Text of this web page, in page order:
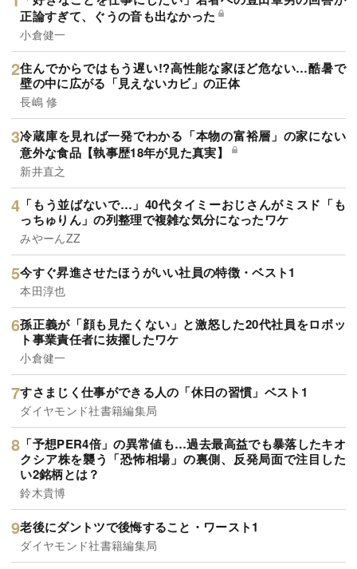
正論すぎて、ぐうの音も出なかった
小倉健一
住んでからではもう遅い!?高性能な家ほど危ない…酷暑で
壁の中に広がる「見えないカビ」の正体
長嶋 修
冷蔵庫を見れば一発でわかる「本物の富裕層」の家にない
意外な食品【執事歴18年が見た真実】
新井直之
「もう並ばないで…」40代タイミーおじさんがミスド「も
っちゅりん」の列整理で複雑な気分になったワケ
みやーんZZ
今すぐ昇進させたほうがいい社員の特徴・ベスト1
本田淳也
孫正義が「顔も見たくない」と激怒した20代社員をロボッ
ト事業責任者に抜擢したワケ
小倉健一
すさまじく仕事ができる人の「休日の習慣」ベスト1
ダイヤモンド社書籍編集局
「予想PER4倍」の異常値も…過去最高益でも暴落したキオ
クシア株を襲う「恐怖相場」の裏側、反発局面で注目した
い2銘柄とは？
鈴木貴博
老後にダントツで後悔すること・ワースト1
ダイヤモンド社書籍編集局